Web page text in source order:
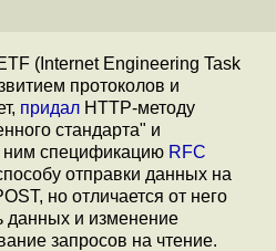
(Internet Engineering Task
протоколов и
придал HTTP-методу
стандарта" и
ним спецификацию RFC
отправки данных на
но отличается от него
данных и изменение
запросов на чтение.